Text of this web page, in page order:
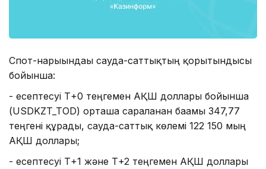
Спот-нарығындағы сауда-саттықтың қорытындысы
бойынша:
- есептесуі Т+0 теңгемен АҚШ доллары бойынша
(USDKZT_TOD) орташа сараланған бағамы 347,77
теңгені құрады, сауда-саттық көлемі 122 150 мың
АҚШ доллары;
- есептесуі Т+1 және Т+2 теңгемен АҚШ доллары